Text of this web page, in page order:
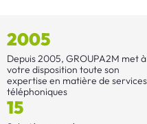
2005
Depuis 2005, GROUPA2M met à
votre disposition toute son
expertise en matière de services
téléphoniques
15